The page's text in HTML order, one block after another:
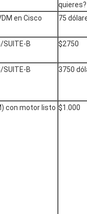
quieres?
en Cisco
75
SUITE-B $2750
SUITE-B 3750
con motor listo $1.000